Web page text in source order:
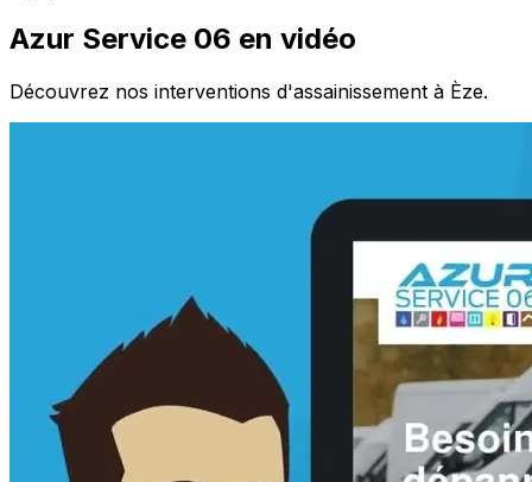
Azur Service 06 en vidéo
Découvrez nos interventions d'assainissement à Èze.